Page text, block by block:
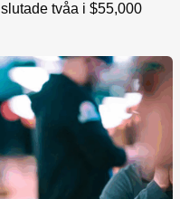
tvåa i $55,000